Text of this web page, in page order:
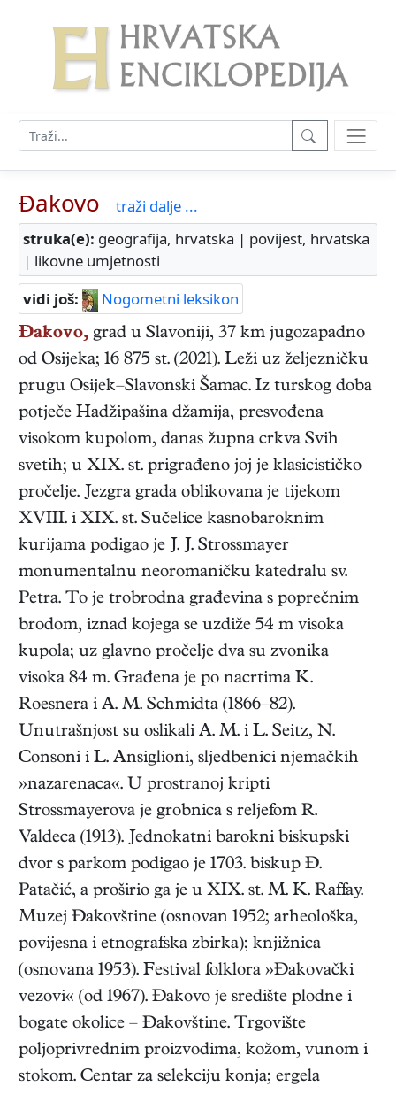
Đakovo
traži dalje ...
struka(e): geografija, hrvatska | povijest, hrvatska
| likovne umjetnosti
vidi još:
Nogometni leksikon
Đakovo, grad u Slavoniji, 37 km jugozapadno
od Osijeka; 16 875 st. (2021). Leži uz željezničku
prugu Osijek–Slavonski Šamac. Iz turskog doba
potječe Hadžipašina džamija, presvođena
visokom kupolom, danas župna crkva Svih
svetih; u XIX. st. prigrađeno joj je klasicističko
pročelje. Jezgra grada oblikovana je tijekom
XVIII. i XIX. st. Sučelice kasnobaroknim
kurijama podigao je J. J. Strossmayer
monumentalnu neoromaničku katedralu sv.
Petra. To je trobrodna građevina s poprečnim
brodom, iznad kojega se uzdiže 54 m visoka
kupola; uz glavno pročelje dva su zvonika
visoka 84 m. Građena je po nacrtima K.
Roesnera i A. M. Schmidta (1866–82).
Unutrašnjost su oslikali A. M. i L. Seitz, N.
Consoni i L. Ansiglioni, sljedbenici njemačkih
»nazarenaca«. U prostranoj kripti
Strossmayerova je grobnica s reljefom R.
Valdeca (1913). Jednokatni barokni biskupski
dvor s parkom podigao je 1703. biskup Đ.
Patačić, a proširio ga je u XIX. st. M. K. Raffay.
Muzej Đakovštine (osnovan 1952; arheološka,
povijesna i etnografska zbirka); knjižnica
(osnovana 1953). Festival folklora »Đakovački
vezovi« (od 1967). Đakovo je središte plodne i
bogate okolice – Đakovštine. Trgovište
poljoprivrednim proizvodima, kožom, vunom i
stokom. Centar za selekciju konja; ergela